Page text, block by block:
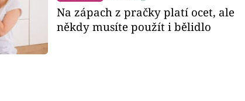
Na zápach z pračky platí ocet, ale
někdy musíte použít i bělidlo